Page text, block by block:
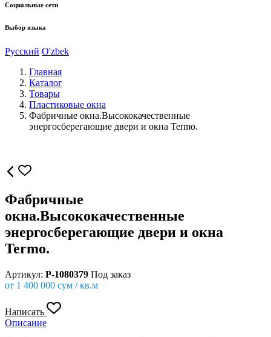
Социальные сети
Выбор языка
Русский O'zbek
Главная
Каталог
Товары
Пластиковые окна
Фабричные окна.Высококачественные
энергосберегающие двери и окна Termo.
Фабричные
окна.Высококачественные
энергосберегающие двери и окна
Termo.
Артикул: P-1080379 Под заказ
от 1 400 000 сум / кв.м
Написать
Описание